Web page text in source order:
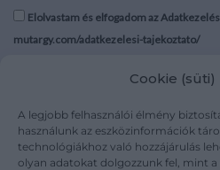
Cookie
A legjobb felhasználói élmény
használunk az eszközinformációk
technológiákhoz való hozzájárulás
olyan adatokat dolgozzunk fel, mint a
Elolvastam és elfogadom az
mutargy.com/adatkezelesi-tajekoztato/
Médiaajánlat
Karrier
Kapcsolat